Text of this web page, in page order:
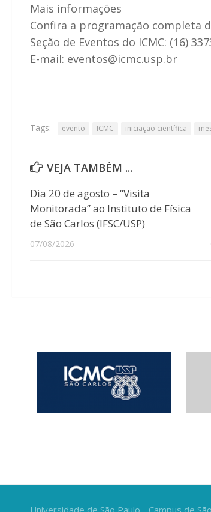
Mais informações
Confira a programação completa
Seção de Eventos do ICMC: (16)
E-mail: eventos@icmc.usp.br
Tags: evento ICMC iniciação científica
VEJA TAMBÉM ...
Dia 20 de agosto – “Visita
Monitorada” ao Instituto de Física
de São Carlos (IFSC/USP)
07/08/2026
Universidade de São Paulo - Campus de